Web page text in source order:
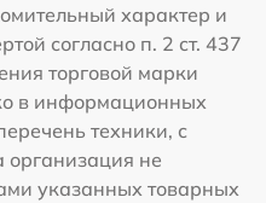
характер и
согласно п. 2 ст. 437
торговой марки
в информационных
техники, с
не
указанных товарных